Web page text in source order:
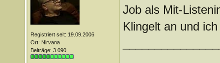
Registriert seit: 19.09.2006
Ort: Nirvana
Beiträge: 3.090
Job als Mit-
Klingelt an und